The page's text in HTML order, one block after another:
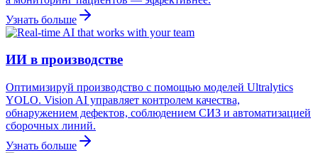
Узнать больше
ИИ в производстве
Оптимизируй производство с помощью моделей Ultralytics
YOLO. Vision AI управляет контролем качества,
обнаружением дефектов, соблюдением СИЗ и автоматизацией
сборочных линий.
Узнать больше